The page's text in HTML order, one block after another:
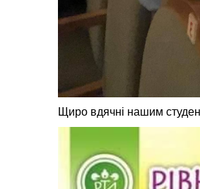
Щиро вдячні нашим